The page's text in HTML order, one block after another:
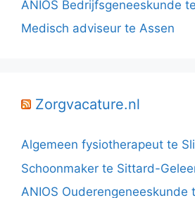
ANIOS Bedrijfsgeneeskunde
Medisch adviseur te Assen
Zorgvacature.nl
Algemeen fysiotherapeut te
Schoonmaker te Sittard-
ANIOS Ouderengeneeskunde